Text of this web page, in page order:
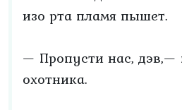
изо рта пламя пышет.
— Пропусти нас, дэв,—
охотника.